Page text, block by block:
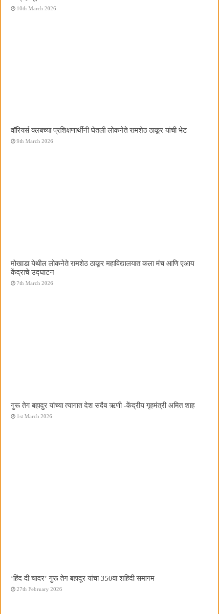
10th March 2026
वॉरियर्स क्लबच्या प्रशिक्षणार्थींनी घेतली लोकनेते रामशेठ ठाकूर यांची भेट
9th March 2026
मोखाडा येथील लोकनेते रामशेठ ठाकूर महाविद्यालयात कला मंच आणि एआय
केंद्राचे उद्घाटन
7th March 2026
गुरू तेग बहादुर यांच्या त्यागात देश सदैव ऋणी -केंद्रीय गृहमंत्री अमित शाह
1st March 2026
‘हिंद दी चादर’ गुरू तेग बहादूर यांचा 350वा शहिदी समागम
27th February 2026